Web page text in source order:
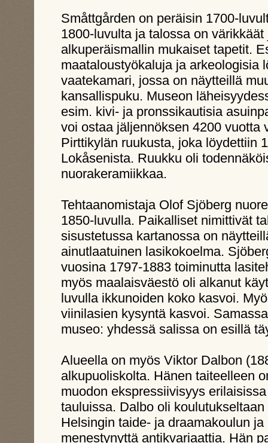
Småttgården on peräisin 1700-
1800-luvulta ja talossa on
alkuperäismallin mukaiset tapetit.
maataloustyökaluja ja arkeologisia
vaatekamari, jossa on näytteillä
kansallispuku. Museon
esim. kivi- ja pronssikautisia
voi ostaa jäljennöksen 4200 vuotta
Pirttikylän ruukusta, joka löydettiin
Lokåsenista. Ruukku oli
nuorakeramiikkaa.
Tehtaanomistaja Olof Sjöberg
1850-luvulla. Paikalliset nimittivät
sisustetussa kartanossa on
ainutlaatuinen lasikokoelma.
vuosina 1797-1883 toiminutta
myös maalaisväestö oli alkanut
luvulla ikkunoiden koko kasvoi.
viinilasien kysyntä kasvoi.
museo: yhdessä salissa on esillä
Alueella on myös Viktor Dalbon
alkupuoliskolta. Hänen taiteelleen
muodon ekspressiivisyys
tauluissa. Dalbo oli
Helsingin taide- ja draamakoulun
menestynyttä antikvariaattia. Hän